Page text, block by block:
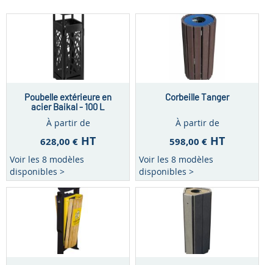
Poubelle extérieure en
acier Baikal - 100 L
À partir de
628,00 € HT
Voir les 8 modèles
disponibles >
Corbeille Tanger
À partir de
598,00 € HT
Voir les 8 modèles
disponibles >